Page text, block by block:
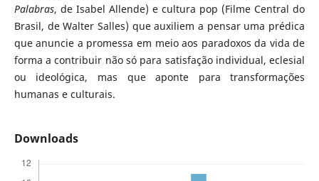
Palabras, de Isabel Allende) e cultura pop (Filme Central do
Brasil, de Walter Salles) que auxiliem a pensar uma prédica
que anuncie a promessa em meio aos paradoxos da vida de
forma a contribuir não só para satisfação individual, eclesial
ou ideológica, mas que aponte para transformações
humanas e culturais.
Downloads